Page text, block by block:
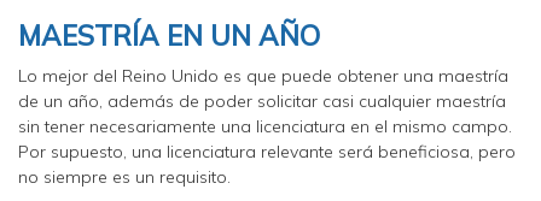
MAESTRÍA EN UN AÑO
Lo mejor del Reino Unido es que puede obtener una maestría
de un año, además de poder solicitar casi cualquier maestría
sin tener necesariamente una licenciatura en el mismo campo.
Por supuesto, una licenciatura relevante será beneficiosa, pero
no siempre es un requisito.